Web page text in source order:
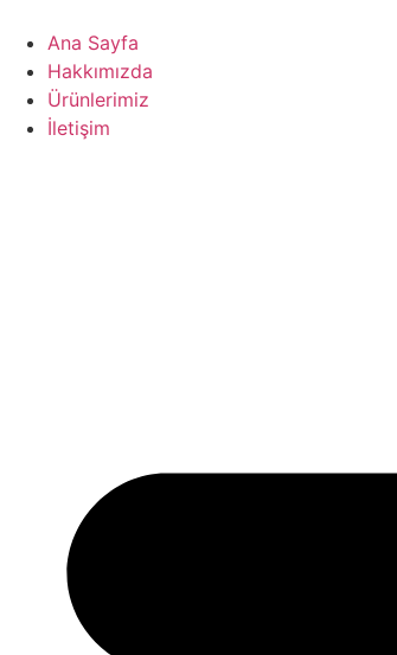
atla
Ana Sayfa
Hakkımızda
Ürünlerimiz
İletişim